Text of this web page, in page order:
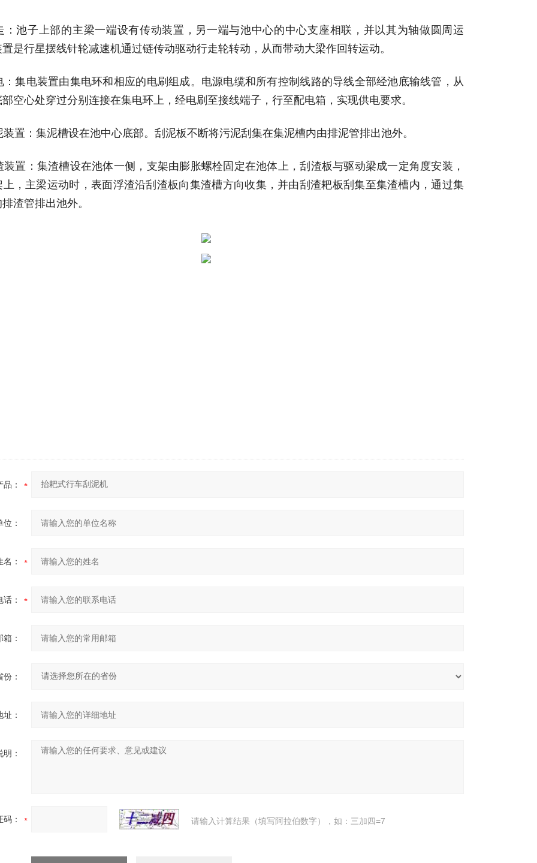
：池子上部的主梁一端设有传动装置，另一端与池中心的中心支座相联，并以其为轴做圆周运
是行星摆线针轮减速机通过链传动驱动行走轮转动，从而带动大梁作回转运动。
：集电装置由集电环和相应的电刷组成。电源电缆和所有控制线路的导线全部经池底输线管，从
空心处穿过分别连接在集电环上，经电刷至接线端子，行至配电箱，实现供电要求。
装置：集泥槽设在池中心底部。刮泥板不断将污泥刮集在集泥槽内由排泥管排出池外。
装置：集渣槽设在池体一侧，支架由膨胀螺栓固定在池体上，刮渣板与驱动梁成一定角度安装，
上，主梁运动时，表面浮渣沿刮渣板向集渣槽方向收集，并由刮渣耙板刮集至集渣槽内，通过集
渣管排出池外。
品：
：
：
：
：
份：
：
：
码： 请输入计算结果（填写阿拉伯数字），如：三加四=7